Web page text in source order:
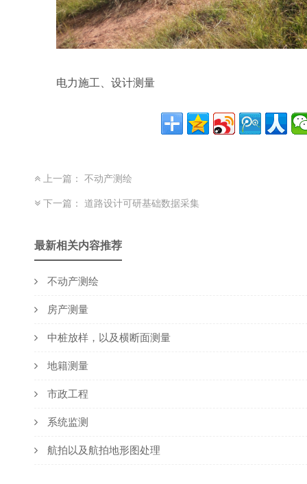
电力施工、设计测量
上一篇： 不动产测绘
下一篇： 道路设计可研基础数据采集
最新相关内容推荐
不动产测绘
房产测量
中桩放样，以及横断面测量
地籍测量
市政工程
系统监测
航拍以及航拍地形图处理